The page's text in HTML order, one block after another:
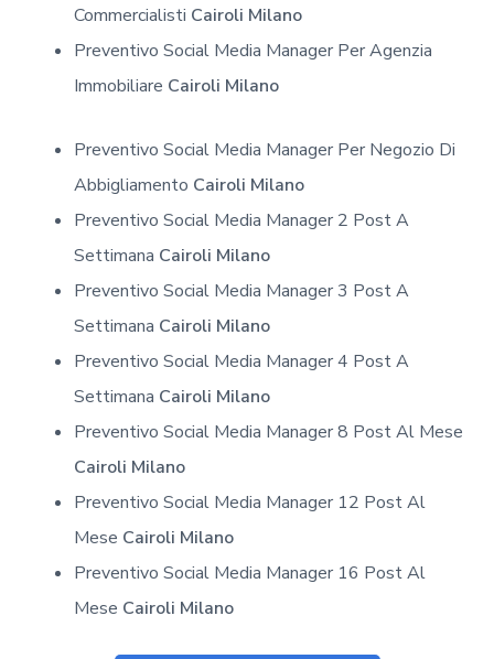
Commercialisti Cairoli Milano
Preventivo Social Media Manager Per Agenzia
Immobiliare Cairoli Milano
Preventivo Social Media Manager Per Negozio Di
Abbigliamento Cairoli Milano
Preventivo Social Media Manager 2 Post A
Settimana Cairoli Milano
Preventivo Social Media Manager 3 Post A
Settimana Cairoli Milano
Preventivo Social Media Manager 4 Post A
Settimana Cairoli Milano
Preventivo Social Media Manager 8 Post Al Mese
Cairoli Milano
Preventivo Social Media Manager 12 Post Al
Mese Cairoli Milano
Preventivo Social Media Manager 16 Post Al
Mese Cairoli Milano